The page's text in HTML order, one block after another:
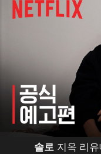
솔로 지옥 리